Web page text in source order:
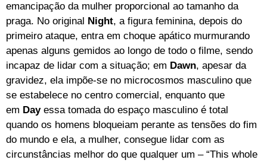
emancipação da mulher proporcional ao tamanho da
praga. No original Night, a figura feminina, depois do
primeiro ataque, entra em choque apático murmurando
apenas alguns gemidos ao longo de todo o filme, sendo
incapaz de lidar com a situação; em Dawn, apesar da
gravidez, ela impõe-se no microcosmos masculino que
se estabelece no centro comercial, enquanto que
em Dayessa tomada do espaço masculino é total
quando os homens bloqueiam perante as tensões do fim
do mundo e ela, a mulher, consegue lidar com as
circunstâncias melhor do que qualquer um – “This whole